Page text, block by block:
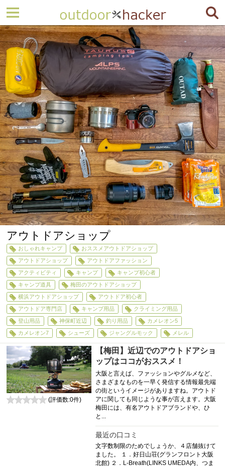
アウトドアショップ
おしゃれキャンプ
おススメアウトドアショップ
アウトドアショップ
アウトドアファッション
アクティビティ
キャンプ
キャンプ初心者
キャンプ道具
梅田のアウトドアショップ
横浜アウトドアショップ
アウトドア初心者
アウトドア専門店
キャンプ用品
クライミング用品
登山用品
神保町近辺 釣り用品
カメレオン5
カメレオン7
シューズ ジャングルモック メレル
【梅田】近辺でのアウトドアショ
ップはココがおススメ！
大阪と言えば、ファッションやグルメなど、
さまざまなものを一早く発信する情報最先端
の街というイメージがありますね。アウトド
アに関しても同じような事が言えます。大阪
梅田には、有名アウトドアブランドや、ひ
と...
最近の口コミ
文字数制限のためでしょうか、４店舗抜けて
ました。 １．好日山荘(グランフロント大阪
北館) ２．L-Breath(LINKS UMEDA内、つま
(評価数:0件)